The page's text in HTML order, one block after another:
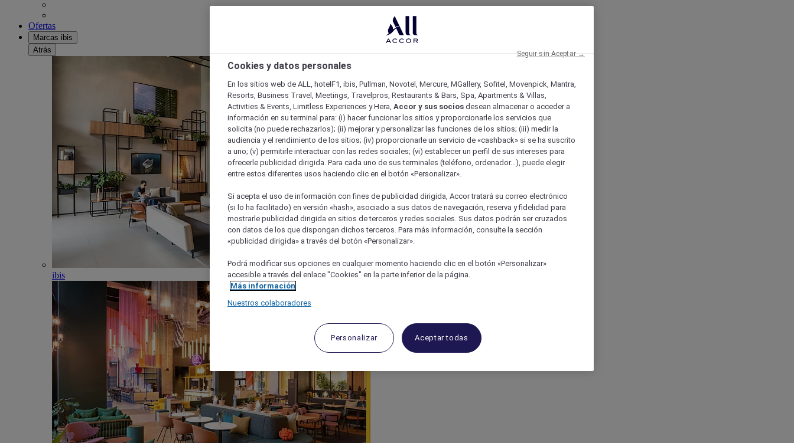
Ofertas
Marcas ibis
Atrás
ibis
Cookies y datos personales
En los sitios web de ALL, hotelF1, ibis, Pullman, Novotel, Mercure, MGallery, Sofitel, Movenpick, Mantra,
Resorts, Business Travel, Meetings, Travelpros, Restaurants & Bars, Spa, Apartments & Villas,
Activities & Events, Limitless Experiences y Hera, Accor y sus socios desean almacenar o acceder a
información en su terminal para: (i) hacer funcionar los sitios y proporcionarle los servicios que
solicita (no puede rechazarlos); (ii) mejorar y personalizar las funciones de los sitios; (iii) medir la
audiencia y el rendimiento de los sitios; (iv) proporcionarle un servicio de «cashback» si se ha suscrito
a uno; (v) permitirle interactuar con las redes sociales; (vi) establecer un perfil de sus intereses para
ofrecerle publicidad dirigida. Para cada uno de sus terminales (teléfono, ordenador...), puede elegir
entre estos diferentes usos haciendo clic en el botón «Personalizar».
Si acepta el uso de información con fines de publicidad dirigida, Accor tratará su correo electrónico
(si lo ha facilitado) en versión «hash», asociado a sus datos de navegación, reserva y fidelidad para
mostrarle publicidad dirigida en sitios de terceros y redes sociales. Sus datos podrán ser cruzados
con datos de los que dispongan dichos terceros. Para más información, consulte la sección
«publicidad dirigida» a través del botón «Personalizar».
Podrá modificar sus opciones en cualquier momento haciendo clic en el botón «Personalizar»
accesible a través del enlace "Cookies" en la parte inferior de la página.
Más información
Nuestros colaboradores
Personalizar Aceptar todas
Seguir sin Aceptar →